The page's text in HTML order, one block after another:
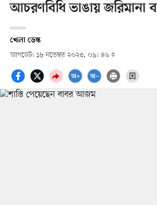
আচরণবিধি ভাঙায় জরিমানা
খেলা ডেস্ক
আপডেট: ১৮ নভেম্বর ২০২৫, ০৯: ৪৬